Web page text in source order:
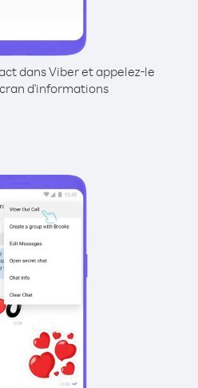
dans Viber et appelez-le
d'informations